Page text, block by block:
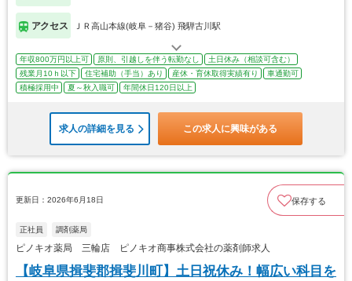
アクセス ＪＲ高山本線(岐阜－猪谷) 飛騨古川駅
年収800万円以上可 原則、引越しを伴う転勤なし
土日休み（相談可含む）
残業月10ｈ以下
住宅補助（手当）あり 産休・育休取得実績有り
車通勤可
積極採用中
夏～秋入職可 年間休日120日以上
求人の詳細を見る この求人に興味がある
更新日：2026年6月18日 保存する
正社員 調剤薬局
ピノキオ薬局 三輪店 ピノキオ商事株式会社の薬剤師求人
【岐阜県揖斐郡揖斐川町】土日祝休み！幅広い科目を